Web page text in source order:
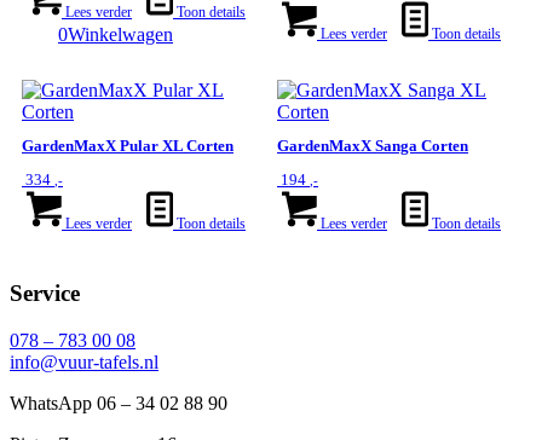
0Winkelwagen
Lees verder Toon details
Lees verder Toon details
GardenMaxX Pular XL Corten
334 ,-
Lees verder Toon details
GardenMaxX Sanga Corten
194 ,-
Lees verder Toon details
Service
078 – 783 00 08
info@vuur-tafels.nl
WhatsApp 06 – 34 02 88 90